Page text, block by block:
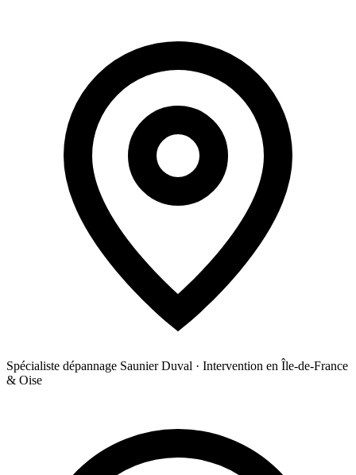
Spécialiste dépannage Saunier Duval · Intervention en Île-de-France
& Oise